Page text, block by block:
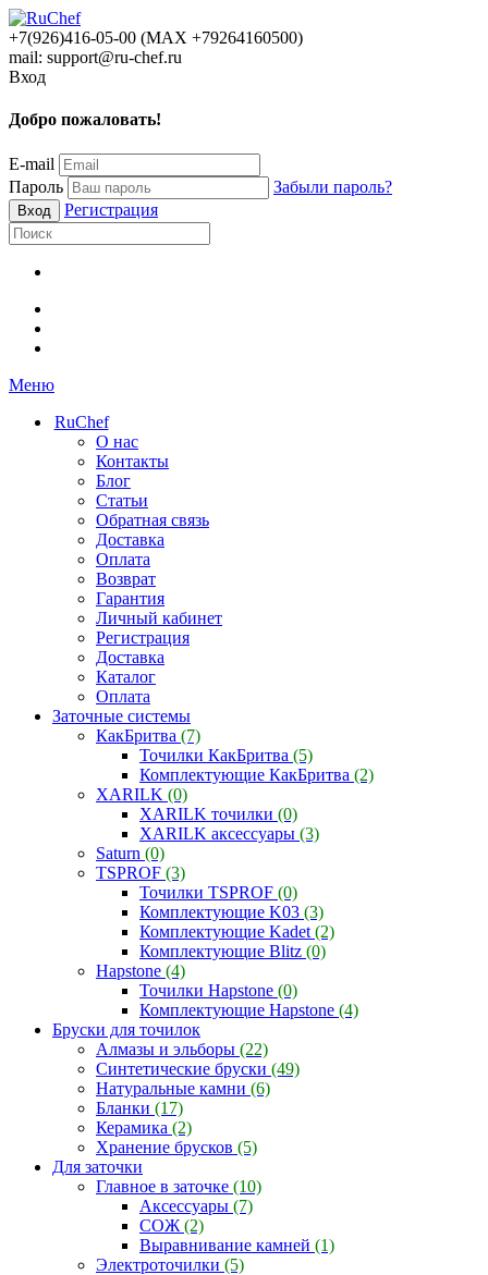
+7(926)416-05-00 (МАХ +79264160500)
mail: support@ru-chef.ru
Вход
Добро пожаловать!
E-mail
Пароль
Забыли пароль?
Регистрация
Меню
RuChef
О нас
Контакты
Блог
Статьи
Обратная связь
Доставка
Оплата
Возврат
Гарантия
Личный кабинет
Регистрация
Доставка
Каталог
Оплата
Заточные системы
КакБритва (7)
Точилки КакБритва (5)
Комплектующие КакБритва (2)
XARILK (0)
XARILK точилки (0)
XARILK аксессуары (3)
Saturn (0)
TSPROF (3)
Точилки TSPROF (0)
Комплектующие K03 (3)
Комплектующие Kadet (2)
Комплектующие Blitz (0)
Hapstone (4)
Точилки Hapstone (0)
Комплектующие Hapstone (4)
Бруски для точилок
Алмазы и эльборы (22)
Синтетические бруски (49)
Натуральные камни (6)
Бланки (17)
Керамика (2)
Хранение брусков (5)
Для заточки
Главное в заточке (10)
Аксессуары (7)
СОЖ (2)
Выравнивание камней (1)
Электроточилки (5)